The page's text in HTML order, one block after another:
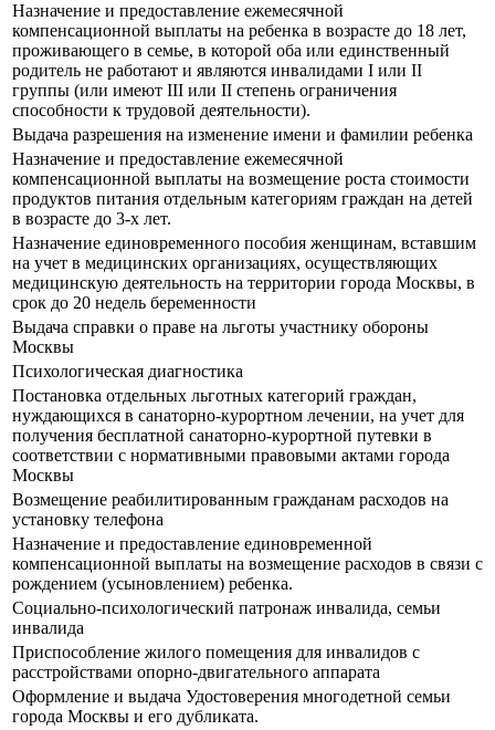
Назначение и предоставление ежемесячной
компенсационной выплаты на ребенка в возрасте до 18 лет,
проживающего в семье, в которой оба или единственный
родитель не работают и являются инвалидами I или II
группы (или имеют III или II степень ограничения
способности к трудовой деятельности).
Выдача разрешения на изменение имени и фамилии ребенка
Назначение и предоставление ежемесячной
компенсационной выплаты на возмещение роста стоимости
продуктов питания отдельным категориям граждан на детей
в возрасте до 3-х лет.
Назначение единовременного пособия женщинам, вставшим
на учет в медицинских организациях, осуществляющих
медицинскую деятельность на территории города Москвы, в
срок до 20 недель беременности
Выдача справки о праве на льготы участнику обороны
Москвы
Психологическая диагностика
Постановка отдельных льготных категорий граждан,
нуждающихся в санаторно-курортном лечении, на учет для
получения бесплатной санаторно-курортной путевки в
соответствии с нормативными правовыми актами города
Москвы
Возмещение реабилитированным гражданам расходов на
установку телефона
Назначение и предоставление единовременной
компенсационной выплаты на возмещение расходов в связи с
рождением (усыновлением) ребенка.
Социально-психологический патронаж инвалида, семьи
инвалида
Приспособление жилого помещения для инвалидов с
расстройствами опорно-двигательного аппарата
Оформление и выдача Удостоверения многодетной семьи
города Москвы и его дубликата.